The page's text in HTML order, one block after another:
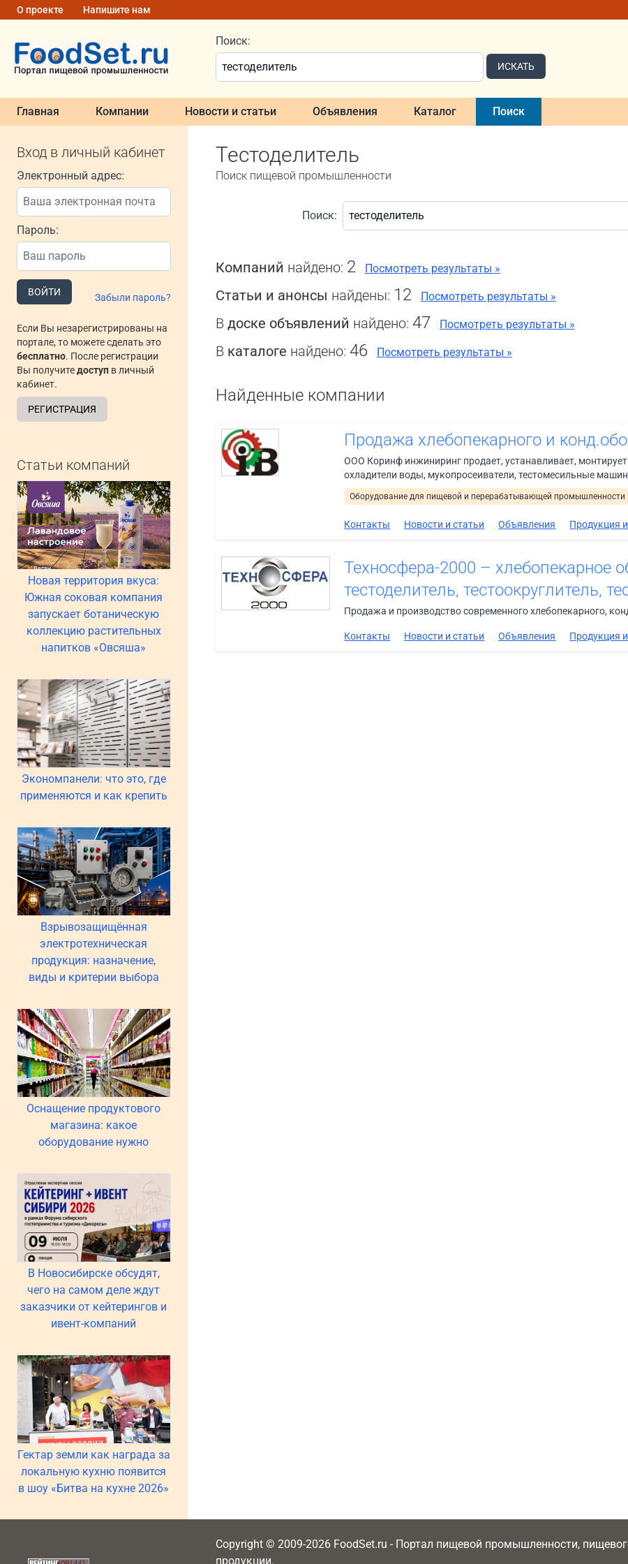
О проекте Напишите нам
Поиск:
ИСКАТЬ
Главная Компании Новости и статьи Объявления Каталог Поиск
Вход в личный кабинет
Электронный адрес:
Пароль:
ВОЙТИ Забыли пароль?
Если Вы незарегистрированы на
портале, то можете сделать это
бесплатно. После регистрации
Вы получитедоступ в личный
кабинет.
РЕГИСТРАЦИЯ
Статьи компаний
Новая территория вкуса:
Южная соковая компания
запускает ботаническую
коллекцию растительных
напитков «Овсяша»
Экономпанели: что это, где
применяются и как крепить
Взрывозащищённая
электротехническая
продукция: назначение,
виды и критерии выбора
Оснащение продуктового
магазина: какое
оборудование нужно
В Новосибирске обсудят,
чего на самом деле ждут
заказчики от кейтерингов и
ивент-компаний
Гектар земли как награда за
локальную кухню появится
в шоу «Битва на кухне 2026»
Тестоделитель
Поиск пищевой промышленности
Поиск:
Компаний найдено: 2 Посмотреть результаты »
Статьи и анонсы найдены: 12 Посмотреть результаты »
В доске объявлений найдено: 47 Посмотреть результаты »
В каталоге найдено: 46 Посмотреть результаты »
Найденные компании
Продажа хлебопекарного и
ООО Коринф инжиниринг продает, устанавливает,
охладители воды, мукопросеиватели, тестомесильные
Оборудование для пищевой и перерабатывающей промышленности
Контакты Новости и статьи Объявления Продукция и
Техносфера-2000 – хлебопекарное
тестоделитель, тестоокруглитель,
Продажа и производство современного хлебопекарного,
Контакты Новости и статьи Объявления Продукция и
Copyright © 2009-2026 FoodSet.ru - Портал пищевой промышленности,
продукции.